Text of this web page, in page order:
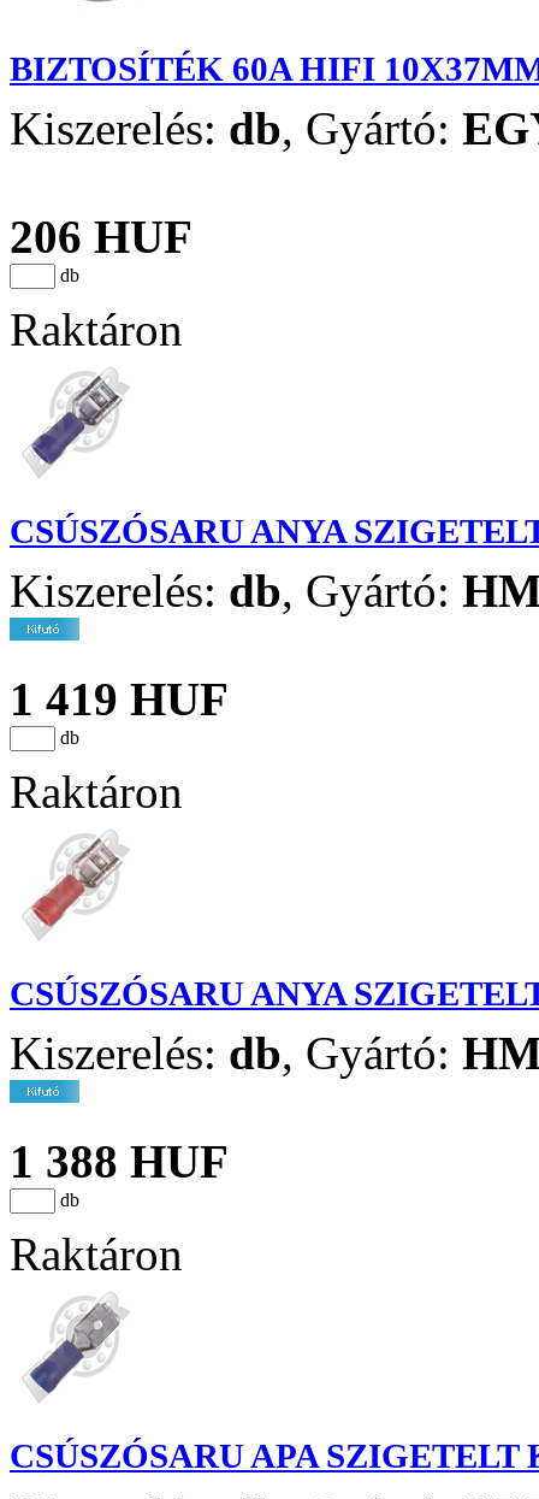
BIZTOSÍTÉK 60A HIFI
Kiszerelés: db, Gyártó:
206 HUF
db
Raktáron
CSÚSZÓSARU ANYA
Kiszerelés: db, Gyártó:
1 419 HUF
db
Raktáron
CSÚSZÓSARU ANYA
Kiszerelés: db, Gyártó:
1 388 HUF
db
Raktáron
CSÚSZÓSARU APA SZIGETELT